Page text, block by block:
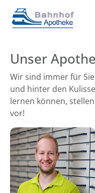
Unser
Wir sind immer für
und hinter den
lernen können,
vor!